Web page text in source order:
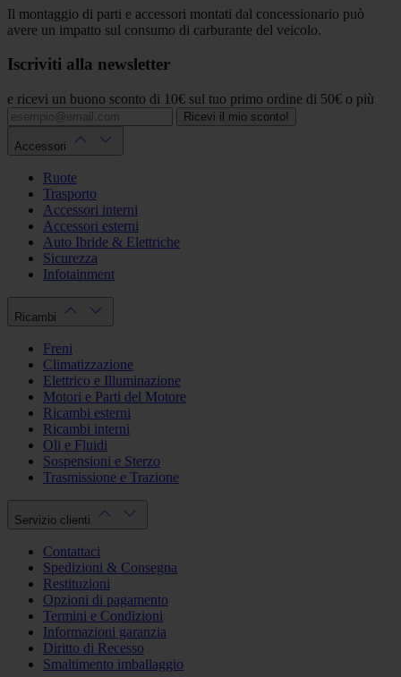
Il montaggio di parti e accessori montati dal concessionario può
avere un impatto sul consumo di carburante del veicolo.
Iscriviti alla newsletter
e ricevi un buono sconto di 10€ sul tuo primo ordine di 50€ o più
Ricevi il mio sconto!
Accessori
Ruote
Trasporto
Accessori interni
Accessori esterni
Auto Ibride & Elettriche
Sicurezza
Infotainment
Ricambi
Freni
Climatizzazione
Elettrico e Illuminazione
Motori e Parti del Motore
Ricambi esterni
Ricambi interni
Oli e Fluidi
Sospensioni e Sterzo
Trasmissione e Trazione
Servizio clienti
Contattaci
Spedizioni & Consegna
Restituzioni
Opzioni di pagamento
Termini e Condizioni
Informazioni garanzia
Diritto di Recesso
Smaltimento imballaggio